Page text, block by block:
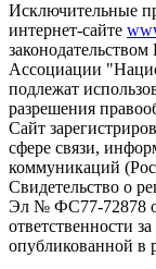
Исключительные
интернет-сайте
Ассоциации
подлежат
разрешения
Сайт
сфере связи,
коммуникаций
Свидетельство о
Эл № ФС77-72878
ответственности
опубликованной в